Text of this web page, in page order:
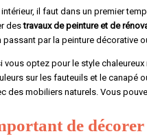
il faut dans un premier
destravaux de peinture et de
passant par la peinture décorative
vous optez pour le style
sur les fauteuils et le canapé
des mobiliers naturels. Vous
de